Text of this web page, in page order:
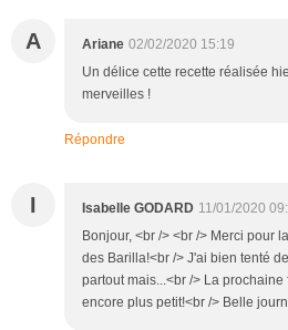
A Ariane 02/02/2020 15:19
Un délice cette recette réalisée
merveilles !
Répondre
I Isabelle GODARD 11/01/2020
Bonjour, <br /> <br /> Merci pour
des Barilla!<br /> J'ai bien tenté
partout mais...<br /> La
encore plus petit!<br /> Belle